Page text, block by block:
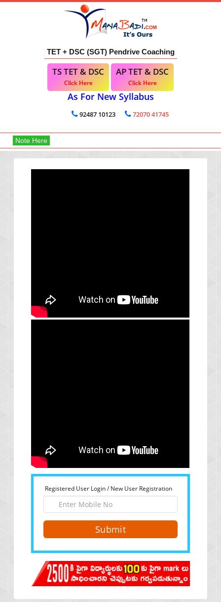
TET + DSC (SGT) Pendrive Coaching
TS TET & DSC
Click Here
AP TET & DSC
Click Here
As For New Syllabus
92487 10123 72070 41745
Note Here
Registered User Login / New User Registration
Submit